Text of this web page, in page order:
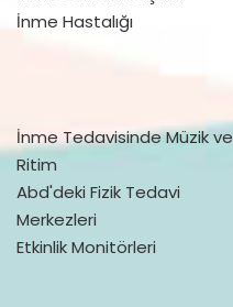
İnme Hastalığı
İnme Tedavisinde Müzik ve
Ritim
Abd'deki Fizik Tedavi
Merkezleri
Etkinlik Monitörleri